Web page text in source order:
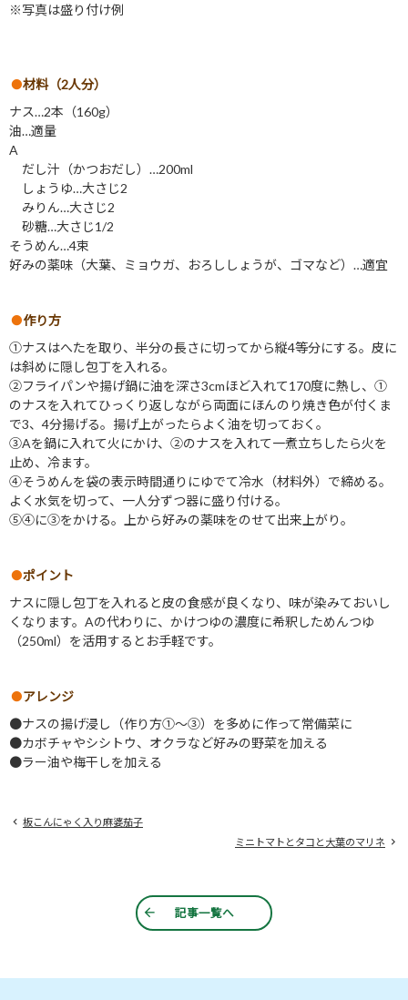
※写真は盛り付け例
材料（2人分）
ナス…2本（160g）
油…適量
A
だし汁（かつおだし）…200ml
しょうゆ…大さじ2
みりん…大さじ2
砂糖…大さじ1/2
そうめん…4束
好みの薬味（大葉、ミョウガ、おろししょうが、ゴマなど）…適宜
作り方
①ナスはへたを取り、半分の長さに切ってから縦4等分にする。皮に
は斜めに隠し包丁を入れる。
②フライパンや揚げ鍋に油を深さ3cmほど入れて170度に熱し、①
のナスを入れてひっくり返しながら両面にほんのり焼き色が付くま
で3、4分揚げる。揚げ上がったらよく油を切っておく。
③Aを鍋に入れて火にかけ、②のナスを入れて一煮立ちしたら火を
止め、冷ます。
④そうめんを袋の表示時間通りにゆでて冷水（材料外）で締める。
よく水気を切って、一人分ずつ器に盛り付ける。
⑤④に③をかける。上から好みの薬味をのせて出来上がり。
ポイント
ナスに隠し包丁を入れると皮の食感が良くなり、味が染みておいし
くなります。Aの代わりに、かけつゆの濃度に希釈しためんつゆ
（250ml）を活用するとお手軽です。
アレンジ
●ナスの揚げ浸し（作り方①～③）を多めに作って常備菜に
●カボチャやシシトウ、オクラなど好みの野菜を加える
●ラー油や梅干しを加える
板こんにゃく入り麻婆茄子
ミニトマトとタコと大葉のマリネ
記事一覧へ